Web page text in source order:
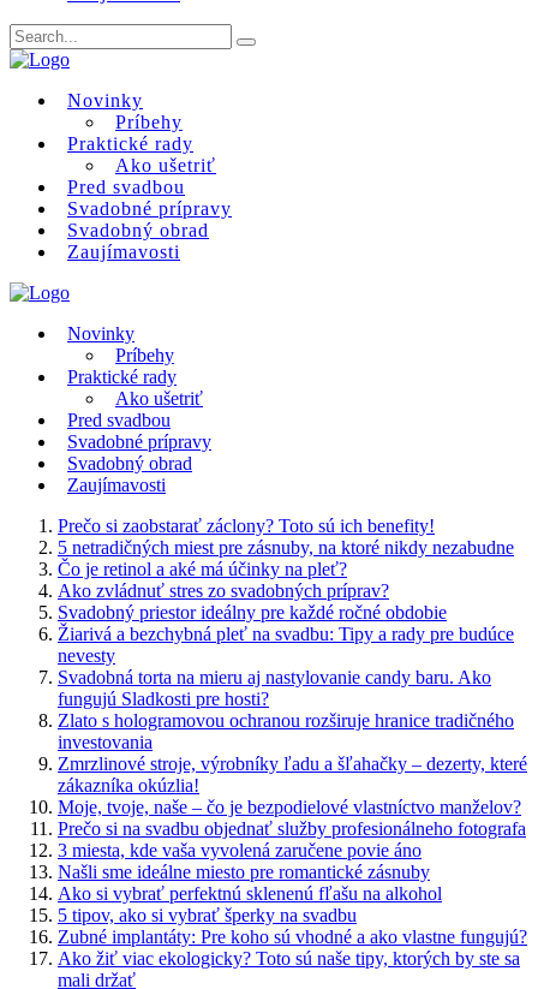
Novinky
Príbehy
Praktické rady
Ako ušetriť
Pred svadbou
Svadobné prípravy
Svadobný obrad
Zaujímavosti
Novinky
Príbehy
Praktické rady
Ako ušetriť
Pred svadbou
Svadobné prípravy
Svadobný obrad
Zaujímavosti
Prečo si zaobstarať záclony? Toto sú ich benefity!
5 netradičných miest pre zásnuby, na ktoré nikdy nezabudne
Čo je retinol a aké má účinky na pleť?
Ako zvládnuť stres zo svadobných príprav?
Svadobný priestor ideálny pre každé ročné obdobie
Žiarivá a bezchybná pleť na svadbu: Tipy a rady pre budúce
nevesty
Svadobná torta na mieru aj nastylovanie candy baru. Ako
fungujú Sladkosti pre hosti?
Zlato s hologramovou ochranou rozširuje hranice tradičného
investovania
Zmrzlinové stroje, výrobníky ľadu a šľahačky – dezerty, které
zákazníka okúzlia!
Moje, tvoje, naše – čo je bezpodielové vlastníctvo manželov?
Prečo si na svadbu objednať služby profesionálneho fotografa
3 miesta, kde vaša vyvolená zaručene povie áno
Našli sme ideálne miesto pre romantické zásnuby
Ako si vybrať perfektnú sklenenú fľašu na alkohol
5 tipov, ako si vybrať šperky na svadbu
Zubné implantáty: Pre koho sú vhodné a ako vlastne fungujú?
Ako žiť viac ekologicky? Toto sú naše tipy, ktorých by ste sa
mali držať